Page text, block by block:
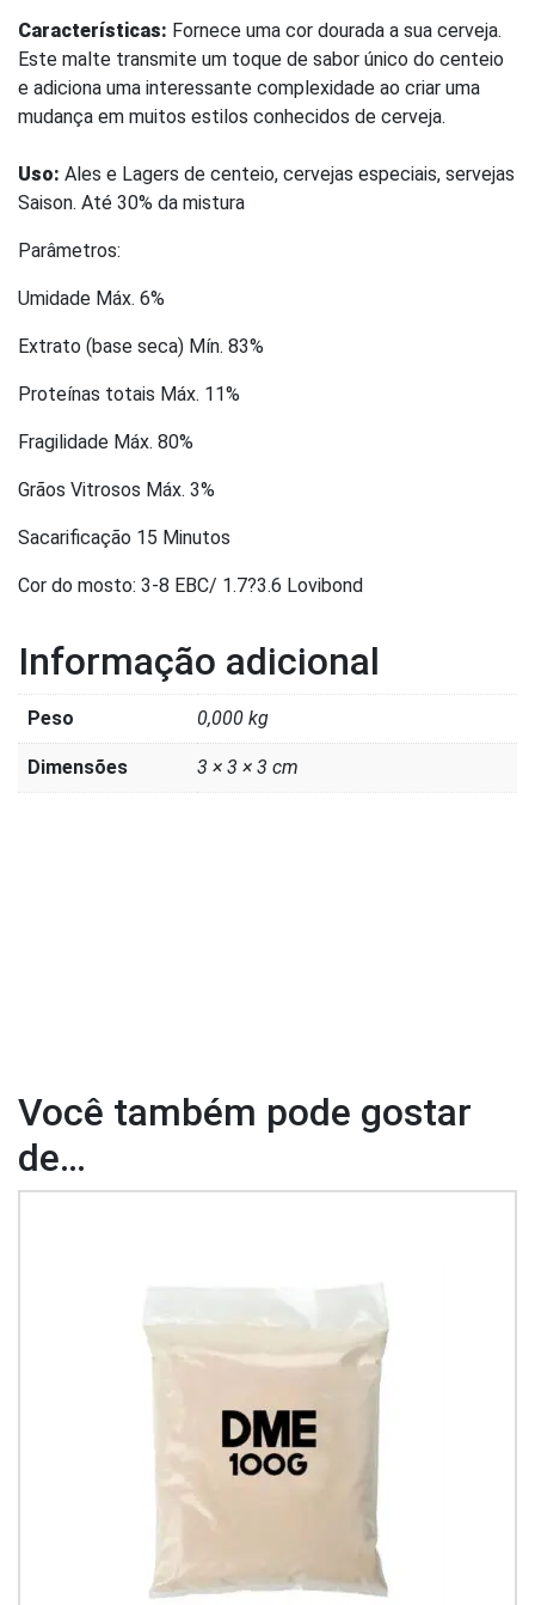
Características: Fornece uma cor dourada a sua cerveja.
Este malte transmite um toque de sabor único do centeio
e adiciona uma interessante complexidade ao criar uma
mudança em muitos estilos conhecidos de cerveja.
Uso: Ales e Lagers de centeio, cervejas especiais, servejas
Saison. Até 30% da mistura
Parâmetros:
Umidade Máx. 6%
Extrato (base seca) Mín. 83%
Proteínas totais Máx. 11%
Fragilidade Máx. 80%
Grãos Vitrosos Máx. 3%
Sacarificação 15 Minutos
Cor do mosto: 3-8 EBC/ 1.7?3.6 Lovibond
Informação adicional
Peso 0,000 kg
Dimensões 3 × 3 × 3 cm
Você também pode gostar
de…